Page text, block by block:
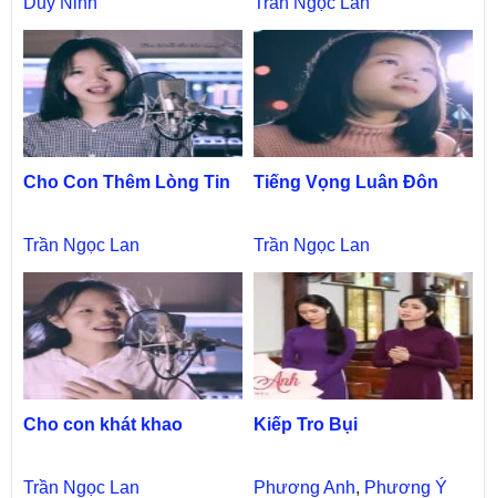
Cho Con Thêm Lòng Tin
Trần Ngọc Lan
Tiếng Vọng Luân Đôn
Trần Ngọc Lan
Cho con khát khao
Trần Ngọc Lan
Kiếp Tro Bụi
Phương Anh, Phương Ý